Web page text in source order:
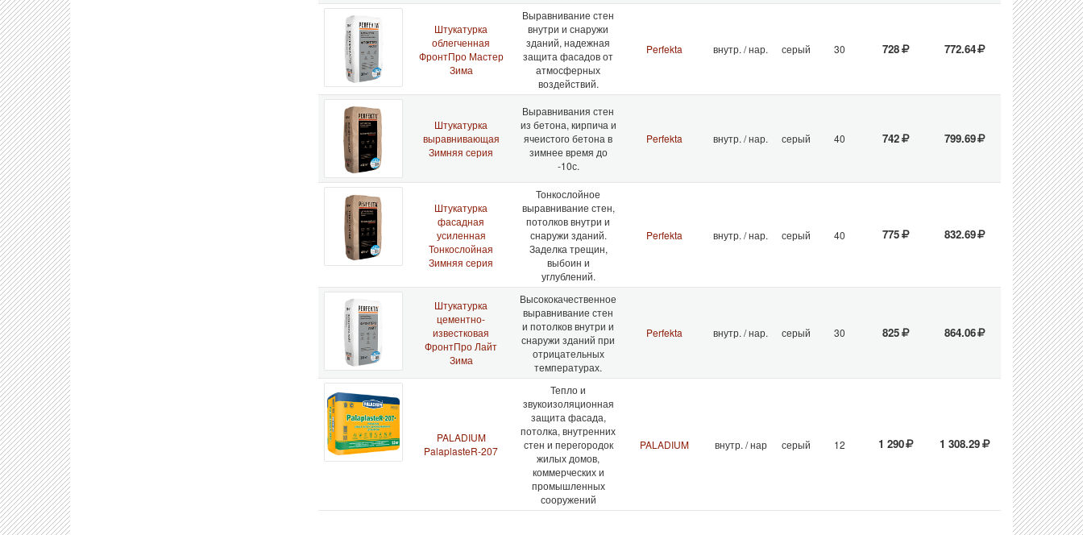
Штукатурка
облегченная
ФронтПро Мастер
Зима
Выравнивание стен
внутри и снаружи
зданий, надежная
защита фасадов от
атмосферных
воздействий.
Perfekta внутр. / нар. серый 30 728 772.64
Штукатурка
выравнивающая
Зимняя серия
Выравнивания стен
из бетона, кирпича и
ячеистого бетона в
зимнее время до
-10с.
Perfekta внутр. / нар. серый 40 742 799.69
Штукатурка
фасадная
усиленная
Тонкослойная
Зимняя серия
Тонкослойное
выравнивание стен,
потолков внутри и
снаружи зданий.
Заделка трещин,
выбоин и
углублений.
Perfekta внутр. / нар. серый 40 775 832.69
Штукатурка
цементно-
известковая
ФронтПро Лайт
Зима
Высококачественное
выравнивание стен
и потолков внутри и
снаружи зданий при
отрицательных
температурах.
Perfekta внутр. / нар. серый 30 825 864.06
PALADIUM
PalaplasteR-207
Тепло и
звукоизоляционная
защита фасада,
потолка, внутренних
стен и перегородок
жилых домов,
коммерческих и
промышленных
сооружений
PALADIUM внутр. / нар серый 12 1 290 1 308.29